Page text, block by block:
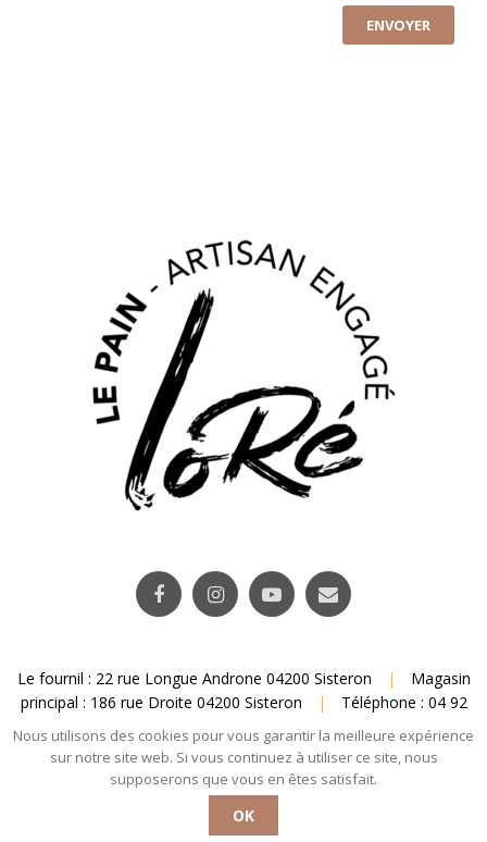
Le fournil : 22 rue Longue Androne 04200 Sisteron |
Magasin
principal : 186 rue Droite 04200 Sisteron
|
Téléphone : 04 92
31 95 25
Email : contact@pain-lore.fr
– Copyright © 2019 – Une réalisation
Shebaski.
Nous utilisons des cookies pour vous garantir la meilleure expérience
sur notre site web. Si vous continuez à utiliser ce site, nous
supposerons que vous en êtes satisfait.
OK